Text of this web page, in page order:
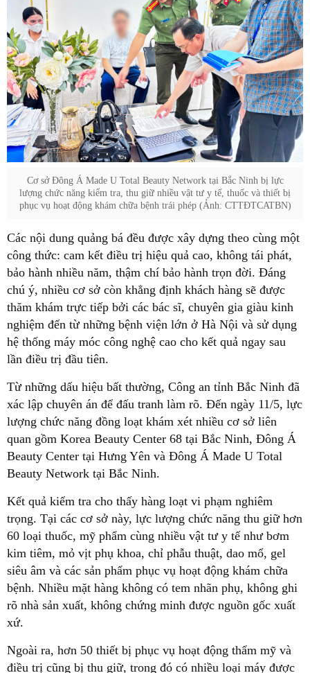
Cơ sở Đông Á Made U Total Beauty Network tại Bắc Ninh bị lực
lượng chức năng kiểm tra, thu giữ nhiều vật tư y tế, thuốc và thiết bị
phục vụ hoạt động khám chữa bệnh trái phép (Ảnh: CTTĐTCATBN)
Các nội dung quảng bá đều được xây dựng theo cùng một
công thức: cam kết điều trị hiệu quả cao, không tái phát,
bảo hành nhiều năm, thậm chí bảo hành trọn đời. Đáng
chú ý, nhiều cơ sở còn khẳng định khách hàng sẽ được
thăm khám trực tiếp bởi các bác sĩ, chuyên gia giàu kinh
nghiệm đến từ những bệnh viện lớn ở Hà Nội và sử dụng
hệ thống máy móc công nghệ cao cho kết quả ngay sau
lần điều trị đầu tiên.
Từ những dấu hiệu bất thường, Công an tỉnh Bắc Ninh đã
xác lập chuyên án để đấu tranh làm rõ. Đến ngày 11/5, lực
lượng chức năng đồng loạt khám xét nhiều cơ sở liên
quan gồm Korea Beauty Center 68 tại Bắc Ninh, Đông Á
Beauty Center tại Hưng Yên và Đông Á Made U Total
Beauty Network tại Bắc Ninh.
Kết quả kiểm tra cho thấy hàng loạt vi phạm nghiêm
trọng. Tại các cơ sở này, lực lượng chức năng thu giữ hơn
60 loại thuốc, mỹ phẩm cùng nhiều vật tư y tế như bơm
kim tiêm, mỏ vịt phụ khoa, chỉ phẫu thuật, dao mổ, gel
siêu âm và các sản phẩm phục vụ hoạt động khám chữa
bệnh. Nhiều mặt hàng không có tem nhãn phụ, không ghi
rõ nhà sản xuất, không chứng minh được nguồn gốc xuất
xứ.
Ngoài ra, hơn 50 thiết bị phục vụ hoạt động thẩm mỹ và
điều trị cũng bị thu giữ, trong đó có nhiều loại máy được